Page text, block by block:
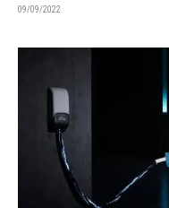
09/09/2022